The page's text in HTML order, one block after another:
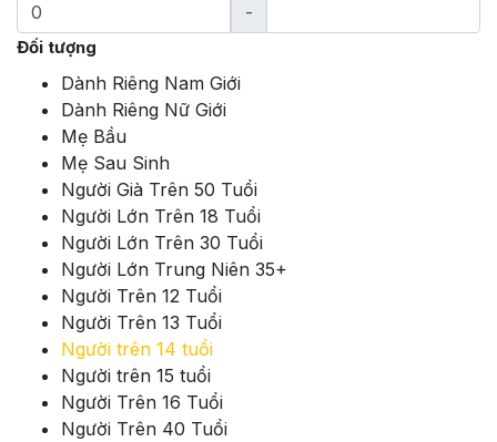
-
Đối tượng
Dành Riêng Nam Giới
Dành Riêng Nữ Giới
Mẹ Bầu
Mẹ Sau Sinh
Người Già Trên 50 Tuổi
Người Lớn Trên 18 Tuổi
Người Lớn Trên 30 Tuổi
Người Lớn Trung Niên 35+
Người Trên 12 Tuổi
Người Trên 13 Tuổi
Người trên 14 tuổi
Người trên 15 tuổi
Người Trên 16 Tuổi
Người Trên 40 Tuổi